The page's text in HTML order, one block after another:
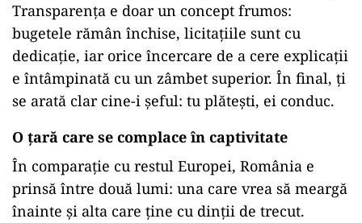
Transparența e doar un concept frumos:
bugetele rămân închise, licitațiile sunt cu
dedicație, iar orice încercare de a cere explicații
e întâmpinată cu un zâmbet superior. În final, ți
se arată clar cine-i șeful: tu plătești, ei conduc.
O țară care se complace în captivitate
În comparație cu restul Europei, România e
prinsă între două lumi: una care vrea să meargă
înainte și alta care ține cu dinții de trecut.